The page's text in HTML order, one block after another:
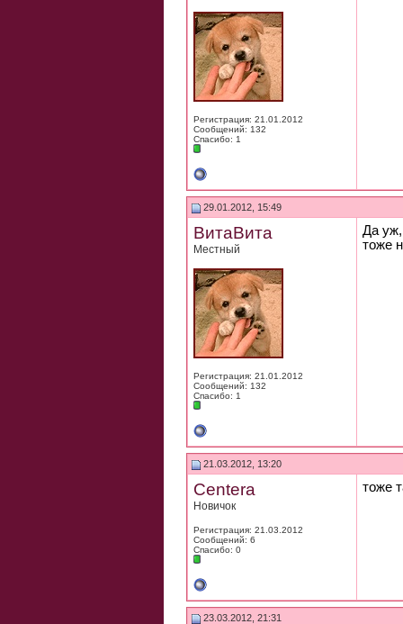
Регистрация: 21.01.2012
Сообщений: 132
Спасибо: 1
29.01.2012, 15:49
ВитаВита
Местный
Регистрация: 21.01.2012
Сообщений: 132
Спасибо: 1
Да уж,
тоже
21.03.2012, 13:20
Centera
Новичок
Регистрация: 21.03.2012
Сообщений: 6
Спасибо: 0
тоже
23.03.2012, 21:31